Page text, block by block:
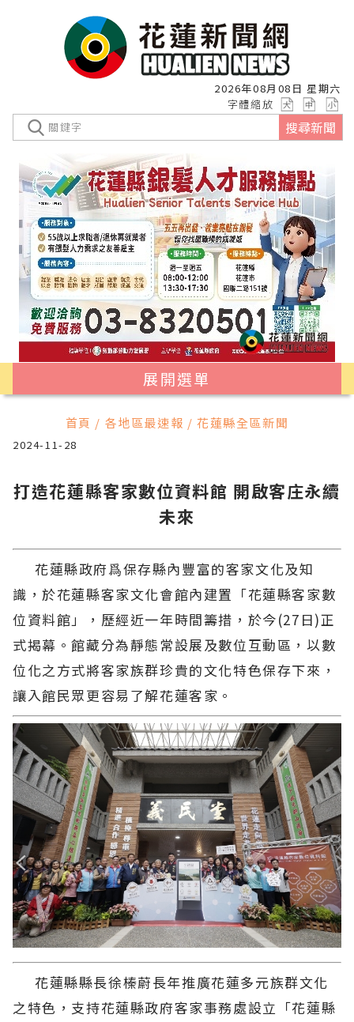
2026年08月08日 星期六
字體縮放
搜尋新聞
展開選單
首頁 / 各地區最速報 / 花蓮縣全區新聞
2024-11-28
打造花蓮縣客家數位資料館 開啟客庄永續
未來
花蓮縣政府爲保存縣內豐富的客家文化及知
識，於花蓮縣客家文化會館內建置「花蓮縣客家數
位資料館」，歷經近一年時間籌措，於今(27日)正
式揭幕。館藏分為靜態常設展及數位互動區，以數
位化之方式將客家族群珍貴的文化特色保存下來，
讓入館民眾更容易了解花蓮客家。
花蓮縣縣長徐榛蔚長年推廣花蓮多元族群文化
之特色，支持花蓮縣政府客家事務處設立「花蓮縣